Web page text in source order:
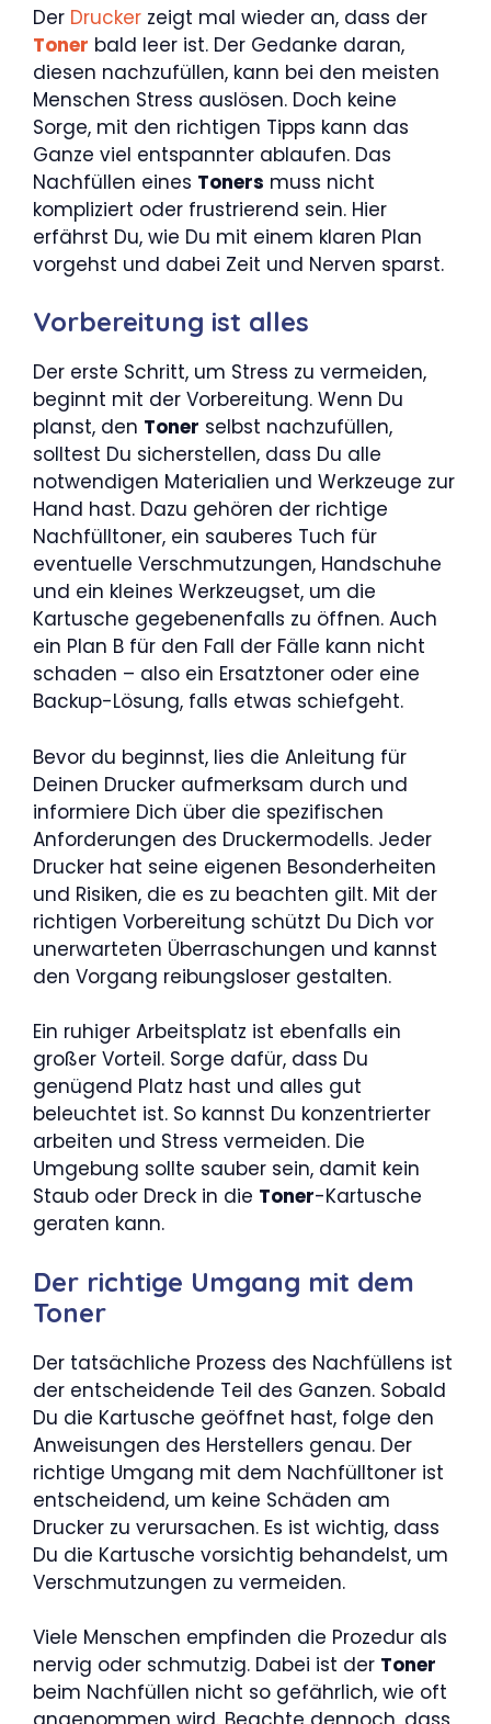
Der Drucker zeigt mal wieder an, dass der
Toner bald leer ist. Der Gedanke daran,
diesen nachzufüllen, kann bei den meisten
Menschen Stress auslösen. Doch keine
Sorge, mit den richtigen Tipps kann das
Ganze viel entspannter ablaufen. Das
Nachfüllen eines Toners muss nicht
kompliziert oder frustrierend sein. Hier
erfährst Du, wie Du mit einem klaren Plan
vorgehst und dabei Zeit und Nerven sparst.
Vorbereitung ist alles
Der erste Schritt, um Stress zu vermeiden,
beginnt mit der Vorbereitung. Wenn Du
planst, den Toner selbst nachzufüllen,
solltest Du sicherstellen, dass Du alle
notwendigen Materialien und Werkzeuge zur
Hand hast. Dazu gehören der richtige
Nachfülltoner, ein sauberes Tuch für
eventuelle Verschmutzungen, Handschuhe
und ein kleines Werkzeugset, um die
Kartusche gegebenenfalls zu öffnen. Auch
ein Plan B für den Fall der Fälle kann nicht
schaden – also ein Ersatztoner oder eine
Backup-Lösung, falls etwas schiefgeht.
Bevor du beginnst, lies die Anleitung für
Deinen Drucker aufmerksam durch und
informiere Dich über die spezifischen
Anforderungen des Druckermodells. Jeder
Drucker hat seine eigenen Besonderheiten
und Risiken, die es zu beachten gilt. Mit der
richtigen Vorbereitung schützt Du Dich vor
unerwarteten Überraschungen und kannst
den Vorgang reibungsloser gestalten.
Ein ruhiger Arbeitsplatz ist ebenfalls ein
großer Vorteil. Sorge dafür, dass Du
genügend Platz hast und alles gut
beleuchtet ist. So kannst Du konzentrierter
arbeiten und Stress vermeiden. Die
Umgebung sollte sauber sein, damit kein
Staub oder Dreck in die Toner-Kartusche
geraten kann.
Der richtige Umgang mit dem
Toner
Der tatsächliche Prozess des Nachfüllens ist
der entscheidende Teil des Ganzen. Sobald
Du die Kartusche geöffnet hast, folge den
Anweisungen des Herstellers genau. Der
richtige Umgang mit dem Nachfülltoner ist
entscheidend, um keine Schäden am
Drucker zu verursachen. Es ist wichtig, dass
Du die Kartusche vorsichtig behandelst, um
Verschmutzungen zu vermeiden.
Viele Menschen empfinden die Prozedur als
nervig oder schmutzig. Dabei ist der Toner
beim Nachfüllen nicht so gefährlich, wie oft